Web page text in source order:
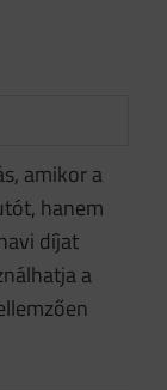
amikor a
hanem
díjat
a